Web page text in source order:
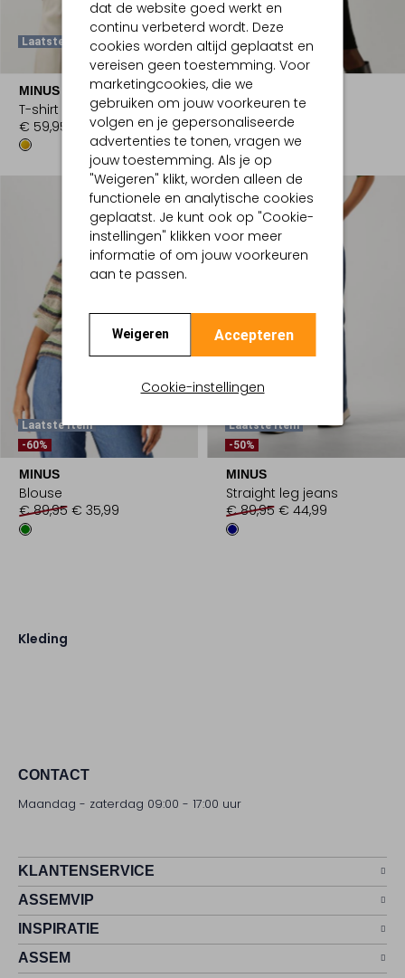
dat de website goed werkt en
continu verbeterd wordt. Deze
cookies worden altijd geplaatst en
vereisen geen toestemming. Voor
marketingcookies, die we
gebruiken om jouw voorkeuren te
volgen en je gepersonaliseerde
advertenties te tonen, vragen we
jouw toestemming. Als je op
"Weigeren" klikt, worden alleen de
functionele en analytische cookies
geplaatst. Je kunt ook op "Cookie-
instellingen" klikken voor meer
informatie of om jouw voorkeuren
aan te passen.
Weigeren Accepteren
Cookie-instellingen
Laatste Maten
MINUS
T-shirt
€ 59,95
-30%
MINUS
Mini jurk
€ 99,99 € 69,99
Laatste Item
-60%
MINUS
Blouse
€ 89,95 € 35,99
Laatste Item
-50%
MINUS
Straight leg jeans
€ 89,95 € 44,99
Kleding
CONTACT
Maandag - zaterdag 09:00 - 17:00 uur
KLANTENSERVICE
ASSEMVIP
INSPIRATIE
ASSEM